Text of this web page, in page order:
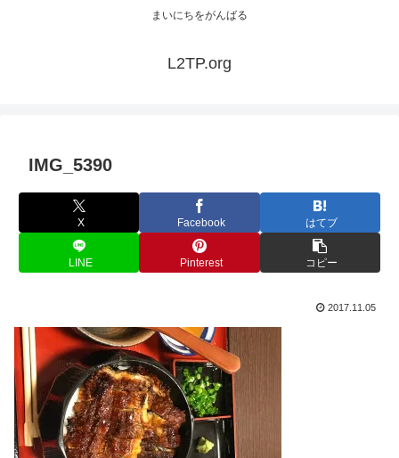
まいにちをがんばる
L2TP.org
IMG_5390
X Facebook はてブ
LINE Pinterest コピー
2017.11.05